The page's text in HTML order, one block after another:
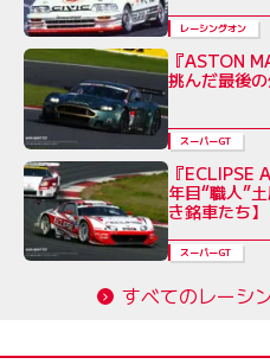
レーシングオン
『ASTON
挑んだ最後
スーパーGT
『ECLIPSE
年目“職人”
き銘車たち】
スーパーGT
すべてのレーシ